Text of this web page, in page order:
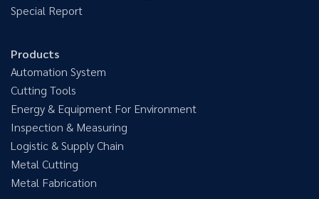
Special Report
Products
Automation System
Cutting Tools
Energy & Equipment For Environment
Inspection & Measuring
Logistic & Supply Chain
Metal Cutting
Metal Fabrication